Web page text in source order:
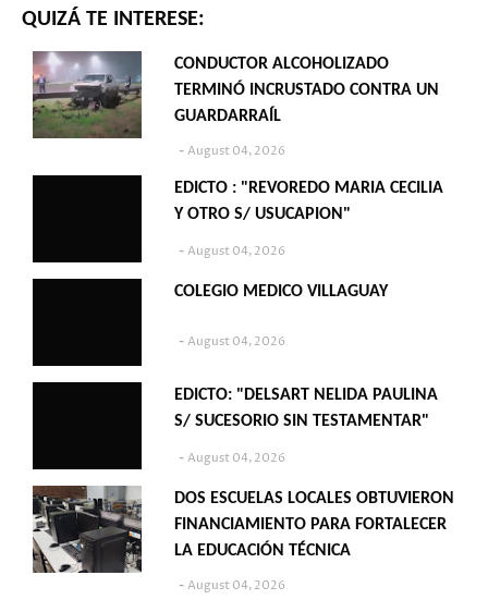
QUIZÁ TE INTERESE:
CONDUCTOR ALCOHOLIZADO
TERMINÓ INCRUSTADO CONTRA UN
GUARDARRAÍL
August 04, 2026
EDICTO : "REVOREDO MARIA CECILIA
Y OTRO S/ USUCAPION"
August 04, 2026
COLEGIO MEDICO VILLAGUAY
August 04, 2026
EDICTO: "DELSART NELIDA PAULINA
S/ SUCESORIO SIN TESTAMENTAR"
August 04, 2026
DOS ESCUELAS LOCALES OBTUVIERON
FINANCIAMIENTO PARA FORTALECER
LA EDUCACIÓN TÉCNICA
August 04, 2026